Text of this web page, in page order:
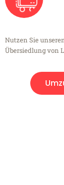
Nutzen Sie
Übersiedlung von